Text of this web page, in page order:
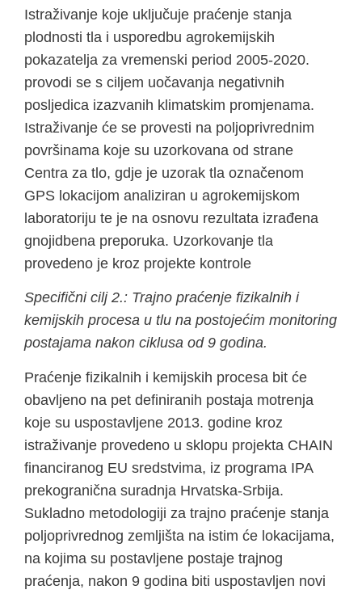
Istraživanje koje uključuje praćenje stanja
plodnosti tla i usporedbu agrokemijskih
pokazatelja za vremenski period 2005-2020.
provodi se s ciljem uočavanja negativnih
posljedica izazvanih klimatskim promjenama.
Istraživanje će se provesti na poljoprivrednim
površinama koje su uzorkovana od strane
Centra za tlo, gdje je uzorak tla označenom
GPS lokacijom analiziran u agrokemijskom
laboratoriju te je na osnovu rezultata izrađena
gnojidbena preporuka. Uzorkovanje tla
provedeno je kroz projekte kontrole
Specifični cilj 2.: Trajno praćenje fizikalnih i
kemijskih procesa u tlu na postojećim monitoring
postajama nakon ciklusa od 9 godina.
Praćenje fizikalnih i kemijskih procesa bit će
obavljeno na pet definiranih postaja motrenja
koje su uspostavljene 2013. godine kroz
istraživanje provedeno u sklopu projekta CHAIN
financiranog EU sredstvima, iz programa IPA
prekogranična suradnja Hrvatska-Srbija.
Sukladno metodologiji za trajno praćenje stanja
poljoprivrednog zemljišta na istim će lokacijama,
na kojima su postavljene postaje trajnog
praćenja, nakon 9 godina biti uspostavljen novi